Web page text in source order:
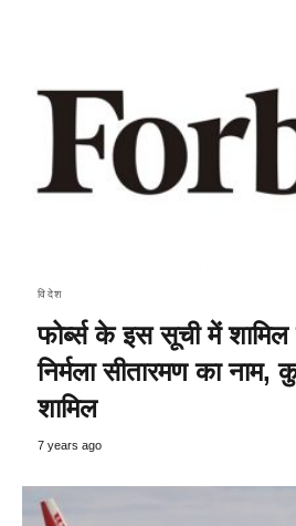
विदेश
फोर्ब्स के इस सूची में शामिल
निर्मला सीतारमण का नाम,
शामिल
7 years ago